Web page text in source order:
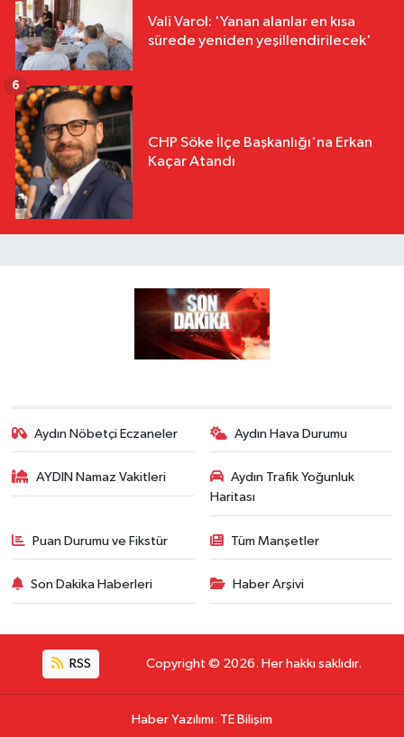
Vali Varol: 'Yanan alanlar en kısa
sürede yeniden yeşillendirilecek'
CHP Söke İlçe Başkanlığı'na Erkan
Kaçar Atandı
6
Aydın Nöbetçi Eczaneler Aydın Hava Durumu
AYDIN Namaz Vakitleri
Aydın Trafik Yoğunluk
Haritası
Puan Durumu ve Fikstür Tüm Manşetler
Son Dakika Haberleri Haber Arşivi
RSS Copyright © 2026. Her hakkı saklıdır.
Haber Yazılımı: TE Bilişim